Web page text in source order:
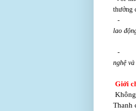
thưởng
-
lao
-
nghệ
Giới
Thanh